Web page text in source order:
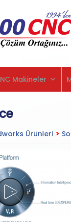
Makineler
Ürünleri >